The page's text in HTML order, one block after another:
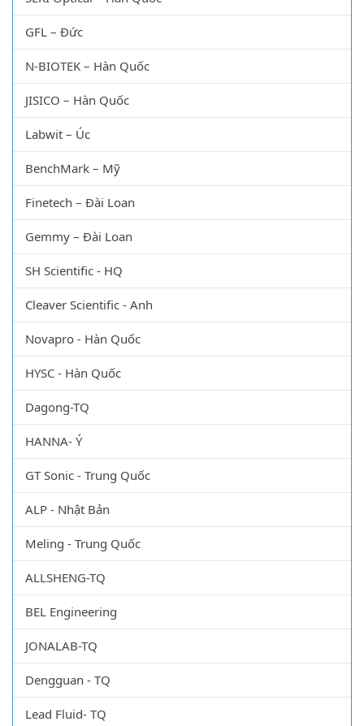
GFL – Đức
N-BIOTEK – Hàn Quốc
JISICO – Hàn Quốc
Labwit – Úc
BenchMark – Mỹ
Finetech – Đài Loan
Gemmy – Đài Loan
SH Scientific - HQ
Cleaver Scientific - Anh
Novapro - Hàn Quốc
HYSC - Hàn Quốc
Dagong-TQ
HANNA- Ý
GT Sonic - Trung Quốc
ALP - Nhật Bản
Meling - Trung Quốc
ALLSHENG-TQ
BEL Engineering
JONALAB-TQ
Dengguan - TQ
Lead Fluid- TQ